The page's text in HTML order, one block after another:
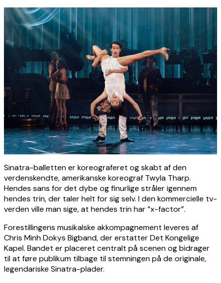
Sinatra-balletten er koreograferet og skabt af den
verdenskendte, amerikanske koreograf Twyla Tharp.
Hendes sans for det dybe og finurlige stråler igennem
hendes trin, der taler helt for sig selv. I den kommercielle tv-
verden ville man sige, at hendes trin har ”x-factor”.
Forestillingens musikalske akkompagnement leveres af
Chris Minh Dokys Bigband, der erstatter Det Kongelige
Kapel. Bandet er placeret centralt på scenen og bidrager
til at føre publikum tilbage til stemningen på de originale,
legendariske Sinatra-plader.